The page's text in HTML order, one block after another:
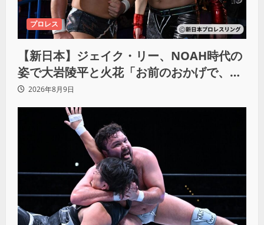
プロレス
【新日本】ジェイク・リー、NOAH時代の
姿で大岩陵平と火花「お前のおかげで、忘
れてたもの思い出したわ」
2026年8月9日